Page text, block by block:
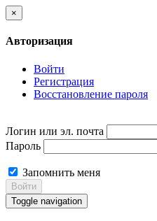
×
Авторизация
Войти
Регистрация
Восстановление пароля
Логин или эл. почта
Пароль
Запомнить меня
Войти
Toggle navigation